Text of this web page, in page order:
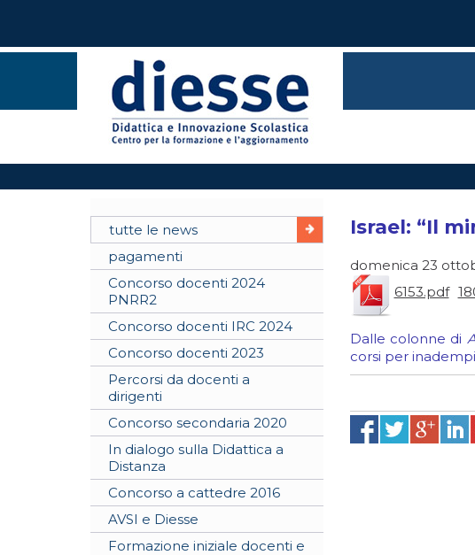
tutte le news
pagamenti
Concorso docenti 2024
PNRR2
Concorso docenti IRC 2024
Concorso docenti 2023
Percorsi da docenti a
dirigenti
Concorso secondaria 2020
In dialogo sulla Didattica a
Distanza
Concorso a cattedre 2016
AVSI e Diesse
Formazione iniziale docenti e
Israel: “Il
domenica 23
6153.pdf
Dalle colonne di
corsi per